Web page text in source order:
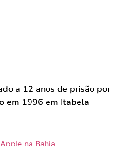
a 12 anos de prisão por
em 1996 em Itabela